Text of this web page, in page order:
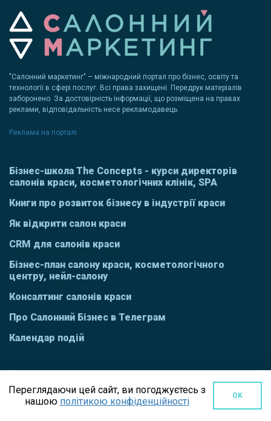
Переглядаючи цей сайт, ви погоджуєтесь з
нашою політикою конфіденційності OK
"Салонний маркетинг" – міжнародний портал про бізнес, освіту та
технології в сфері послуг. Всі права захищені. Передрук матеріалів
заборонено. За достовірність інформації, що розміщена на правах
реклами, відповідальність несе рекламодавець.
Реклама на порталі
Бізнес-школа The Concepts - курси директорів
салонів краси, косметологічних клінік, SPA
Книги про розвиток бізнесу в індустрії краси
Як відкрити салон краси
CRM для салонів краси
Бізнес-план салону краси, косметологічного
центру, нейл-салону
Консалтинг салонів краси
Про Салонний Бізнес в Телеграм
Календар подій
СМВ СОЦІАЛЬНИХ МЕРЕЖАХ